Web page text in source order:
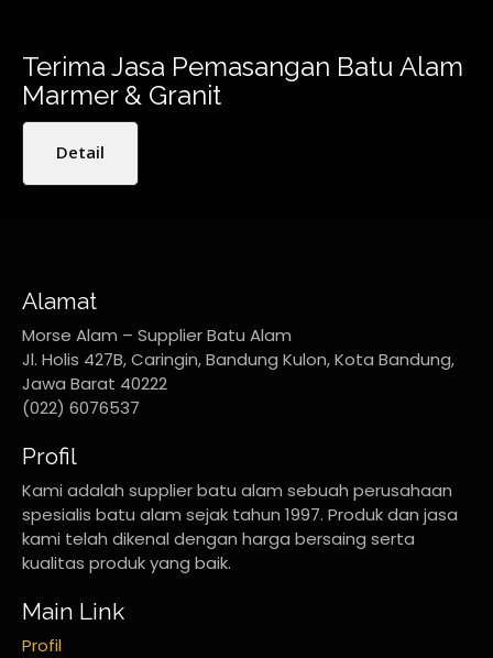
Terima Jasa Pemasangan Batu Alam
Marmer & Granit
Detail
Alamat
Morse Alam – Supplier Batu Alam
Jl. Holis 427B, Caringin, Bandung Kulon, Kota Bandung,
Jawa Barat 40222
(022) 6076537
Profil
Kami adalah supplier batu alam sebuah perusahaan
spesialis batu alam sejak tahun 1997. Produk dan jasa
kami telah dikenal dengan harga bersaing serta
kualitas produk yang baik.
Main Link
Profil